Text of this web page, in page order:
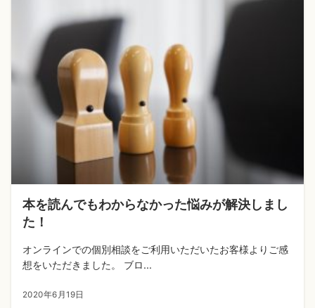
本を読んでもわからなかった悩みが解決しまし
た！
オンラインでの個別相談をご利用いただいたお客様よりご感
想をいただきました。 ブロ...
2020年6月19日